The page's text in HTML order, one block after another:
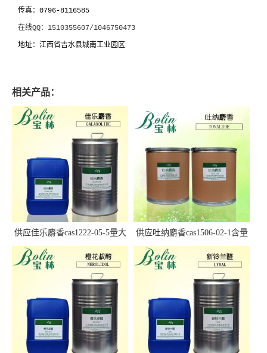
传真： 0796-8116585
在线QQ： 1510355607/1046750473
地址：江西省吉水县城南工业园区
相关产品：
供应佳乐麝香cas1222-05-5量大
优惠
供应吐纳麝香cas1506-02-1含量
97.5%+